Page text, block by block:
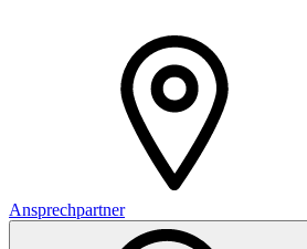
Ansprechpartner